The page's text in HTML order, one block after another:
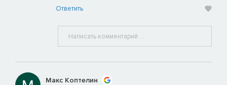
Ответить
Макс Коптелин